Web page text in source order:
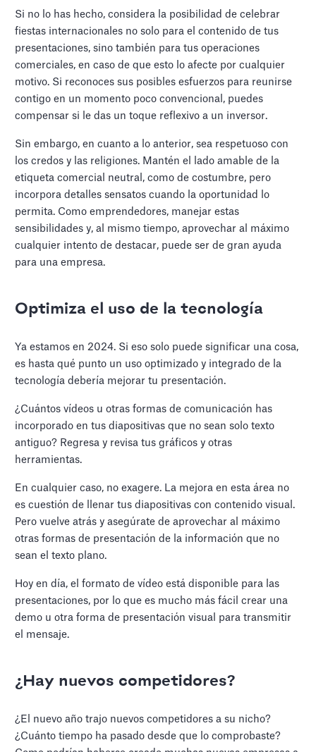
Si no lo has hecho, considera la posibilidad de celebrar
fiestas internacionales no solo para el contenido de tus
presentaciones, sino también para tus operaciones
comerciales, en caso de que esto lo afecte por cualquier
motivo. Si reconoces sus posibles esfuerzos para reunirse
contigo en un momento poco convencional, puedes
compensar si le das un toque reflexivo a un inversor.
Sin embargo, en cuanto a lo anterior, sea respetuoso con
los credos y las religiones. Mantén el lado amable de la
etiqueta comercial neutral, como de costumbre, pero
incorpora detalles sensatos cuando la oportunidad lo
permita. Como emprendedores, manejar estas
sensibilidades y, al mismo tiempo, aprovechar al máximo
cualquier intento de destacar, puede ser de gran ayuda
para una empresa.
Optimiza el uso de la tecnología
Ya estamos en 2024. Si eso solo puede significar una cosa,
es hasta qué punto un uso optimizado y integrado de la
tecnología debería mejorar tu presentación.
¿Cuántos vídeos u otras formas de comunicación has
incorporado en tus diapositivas que no sean solo texto
antiguo? Regresa y revisa tus gráficos y otras
herramientas.
En cualquier caso, no exagere. La mejora en esta área no
es cuestión de llenar tus diapositivas con contenido visual.
Pero vuelve atrás y asegúrate de aprovechar al máximo
otras formas de presentación de la información que no
sean el texto plano.
Hoy en día, el formato de vídeo está disponible para las
presentaciones, por lo que es mucho más fácil crear una
demo u otra forma de presentación visual para transmitir
el mensaje.
¿Hay nuevos competidores?
¿El nuevo año trajo nuevos competidores a su nicho?
¿Cuánto tiempo ha pasado desde que lo comprobaste?